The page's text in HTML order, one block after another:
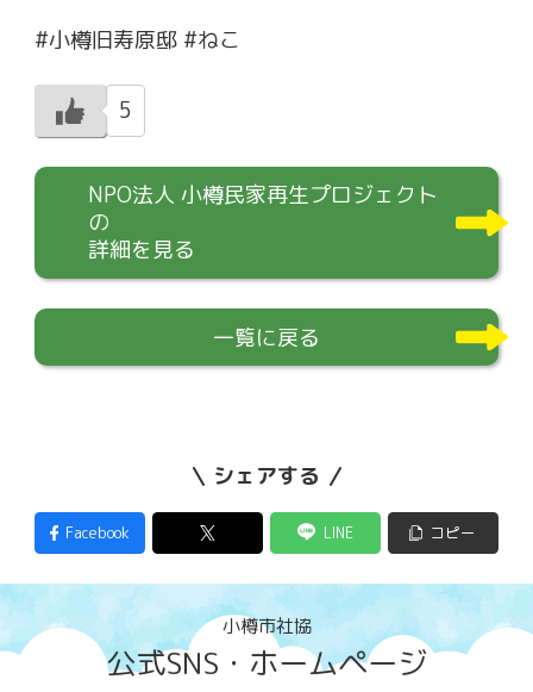
#小樽旧寿原邸 #ねこ
5
NPO法人 小樽民家再生プロジェクト
の
詳細を見る
一覧に戻る
シェアする
Facebook LINE コピー
小樽市社協
公式SNS・ホームページ